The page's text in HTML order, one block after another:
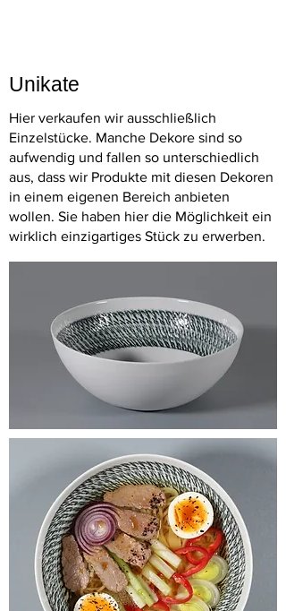
Unikate
Hier verkaufen wir ausschließlich
Einzelstücke. Manche Dekore sind so
aufwendig und fallen so unterschiedlich
aus, dass wir Produkte mit diesen Dekoren
in einem eigenen Bereich anbieten
wollen. Sie haben hier die Möglichkeit ein
wirklich einzigartiges Stück zu erwerben.